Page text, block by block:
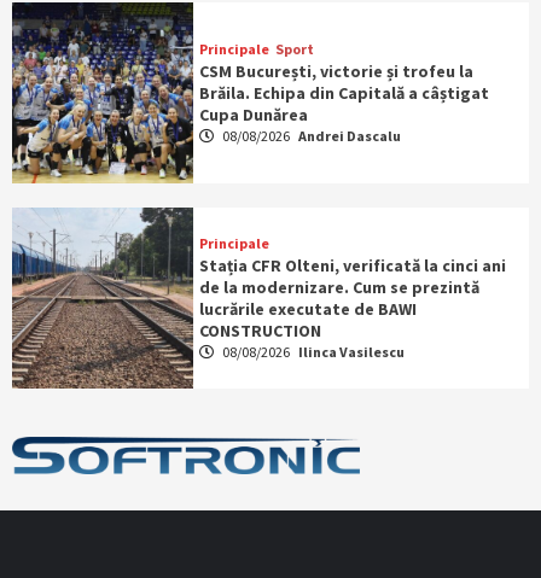
Principale Sport
CSM București, victorie și trofeu la
Brăila. Echipa din Capitală a câștigat
Cupa Dunărea
08/08/2026 Andrei Dascalu
Principale
Stația CFR Olteni, verificată la cinci ani
de la modernizare. Cum se prezintă
lucrările executate de BAWI
CONSTRUCTION
08/08/2026 Ilinca Vasilescu